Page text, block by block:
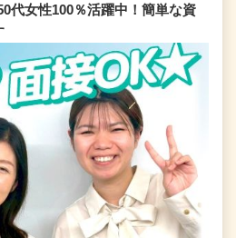
代女性100％活躍中！簡単な資